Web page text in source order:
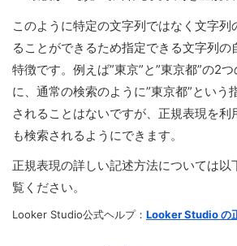
このように特定の文字列ではなく文字列
ることができるため指定できる文字列の
特徴です。例えば”東京”と”東京都”の2
に、通常の検索のように”東京都”という
されることはないですが、正規表現を利
も検索されるようにできます。
正規表現の詳しい記述方法については以
覧ください。
Looker Studio公式ヘルプ： Looker Studio の